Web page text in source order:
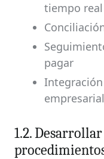
tiempo real
pagar
1.2.